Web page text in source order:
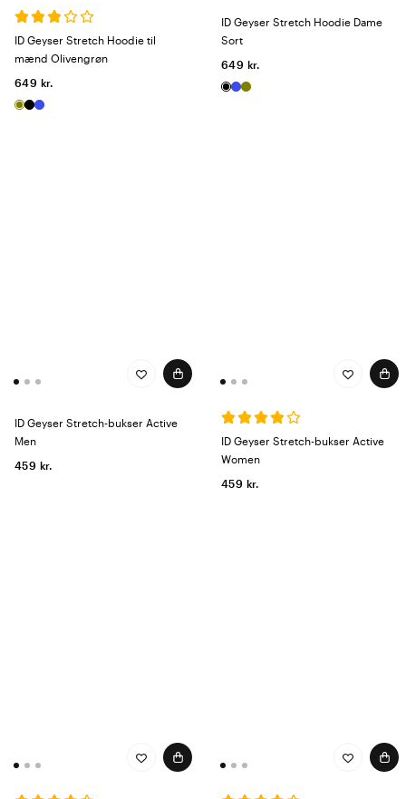
ID Geyser Stretch Hoodie til
mænd Olivengrøn
649 kr.
ID Geyser Stretch Hoodie Dame
Sort
649 kr.
ID Geyser Stretch-bukser Active
Men
459 kr.
ID Geyser Stretch-bukser Active
Women
459 kr.